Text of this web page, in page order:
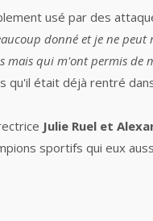
usé par des
donné et je ne peut
mais qui m'ont permis de
qu'il était déjà rentré
Julie Ruel et
sportifs qui eux